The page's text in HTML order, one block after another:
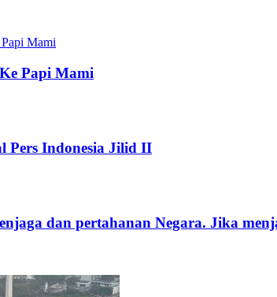
Papi Mami
Pers Indonesia Jilid II
dan pertahanan Negara. Jika